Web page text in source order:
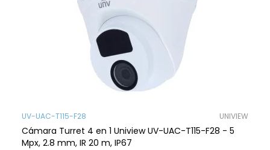
UV-UAC-T115-F28 UNIVIEW
Cámara Turret 4 en 1 Uniview UV-UAC-T115-F28 - 5
Mpx, 2.8 mm, IR 20 m, IP67